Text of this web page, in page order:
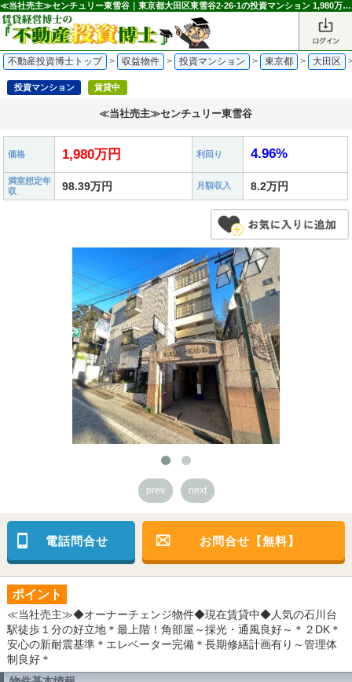
≪当社売主≫センチュリー東雪谷｜東京都大田区東雪谷2-26-1の投資マンション 1,980万円 石川台駅｜不動産投資博士
不動産投資博士トップ > 収益物件 > 投資マンション > 東京都 > 大田区
投資マンション 賃貸中
≪当社売主≫センチュリー東雪谷
価格 1,980万円 利回り 4.96%
満室想定年
収
98.39万円 月額収入 8.2万円
prev next
電話問合せ お問合せ【無料】
ポイント
≪当社売主≫◆オーナーチェンジ物件◆現在賃貸中◆人気の石川台
駅徒歩１分の好立地＊最上階！角部屋～採光・通風良好～＊２DK＊
安心の新耐震基準＊エレベーター完備＊長期修繕計画有り～管理体
制良好＊